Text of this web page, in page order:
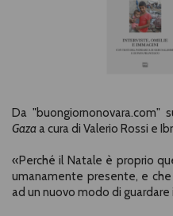
Da "buongiornonovara.com"
Gazaa cura di Valerio Rossi e
«Perché il Natale è proprio
umanamente presente, e
ad un nuovo modo di